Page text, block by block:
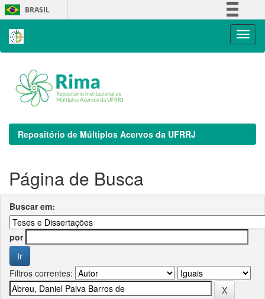
Skip
navigation
BRASIL
Repositório de Múltiplos Acervos da UFRRJ
Página de Busca
Buscar em:
por
Filtros correntes: